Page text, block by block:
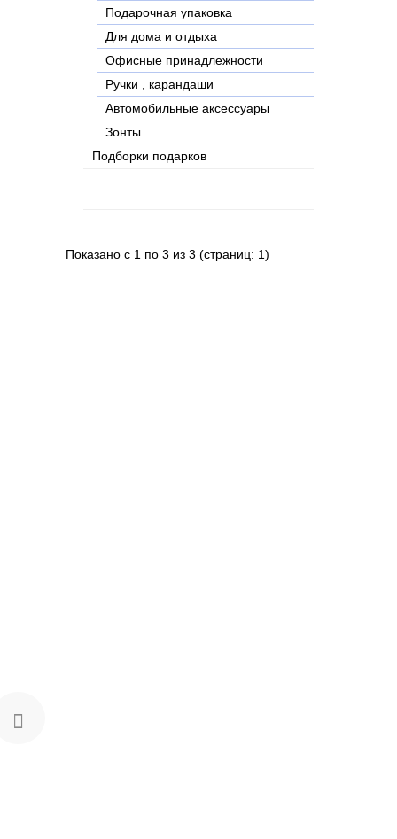
Подарочная упаковка
Для дома и отдыха
Офисные принадлежности
Ручки , карандаши
Автомобильные аксессуары
Зонты
Подборки подарков
Показано с 1 по 3 из 3 (страниц: 1)